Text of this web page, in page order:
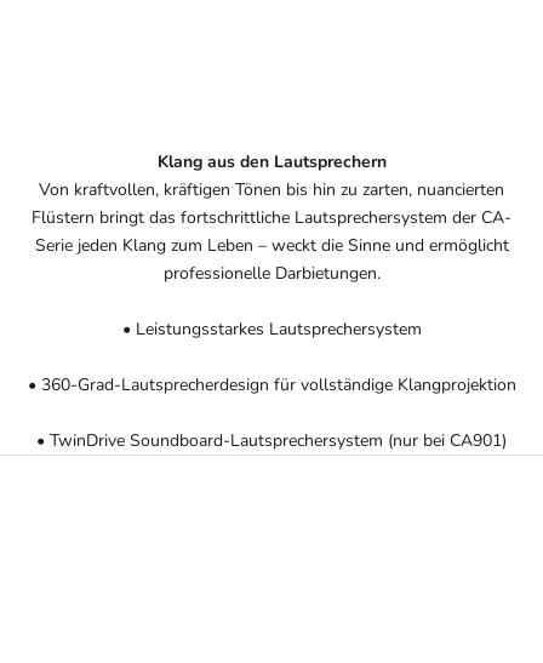
Klang aus den Lautsprechern
Von kraftvollen, kräftigen Tönen bis hin zu zarten, nuancierten
Flüstern bringt das fortschrittliche Lautsprechersystem der CA-
Serie jeden Klang zum Leben – weckt die Sinne und ermöglicht
professionelle Darbietungen.
• Leistungsstarkes Lautsprechersystem
• 360-Grad-Lautsprecherdesign für vollständige Klangprojektion
• TwinDrive Soundboard-Lautsprechersystem (nur bei CA901)